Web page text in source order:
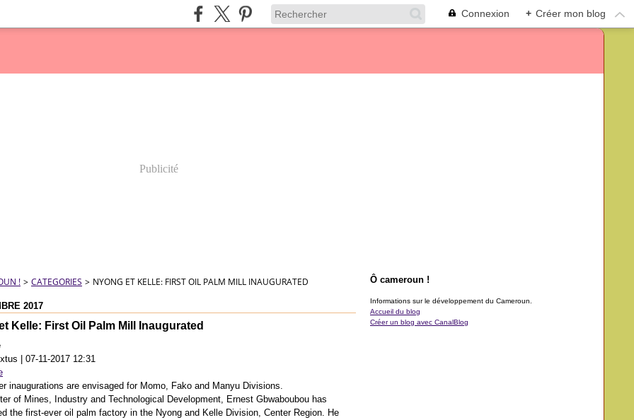
Connexion + Créer mon blog
Publicité
! > CATEGORIES > NYONG ET KELLE: FIRST OIL PALM MILL INAUGURATED
2017
Kelle: First Oil Palm Mill Inaugurated
07-11-2017 12:31
inaugurations are envisaged for Momo, Fako and Manyu Divisions.
of Mines, Industry and Technological Development, Ernest Gbwaboubou has
the first-ever oil palm factory in the Nyong and Kelle Division, Center Region. He
Ô cameroun !
Informations sur le développement du Cameroun.
Accueil du blog
Créer un blog avec CanalBlog